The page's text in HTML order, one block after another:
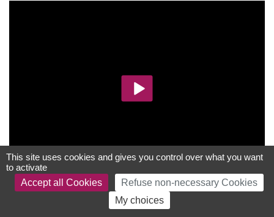
This site uses cookies and gives you control over what you want
to activate
Accept all Cookies
Refuse non-necessary Cookies
My choices